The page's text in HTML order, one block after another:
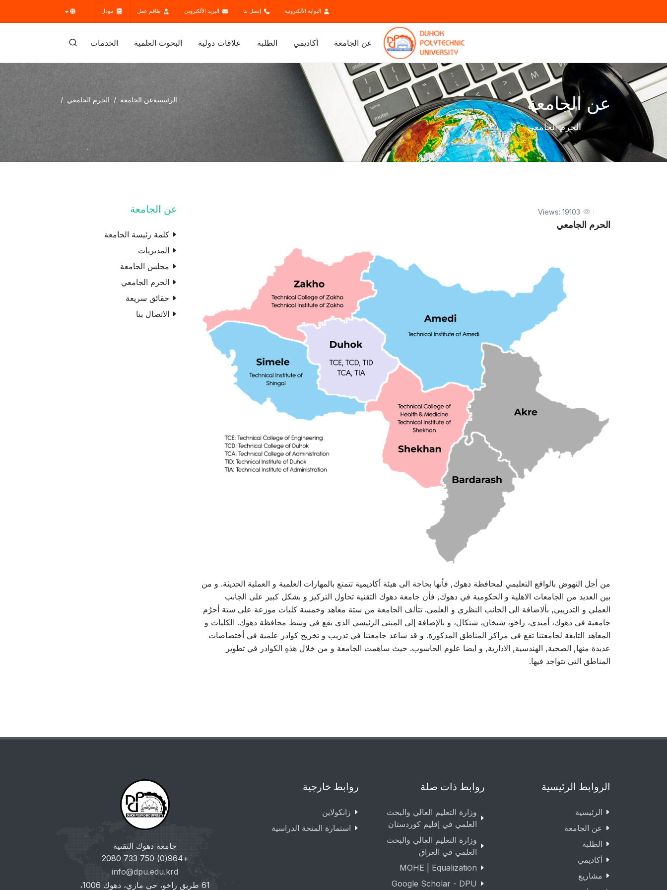
البوابة الألكترونية إتصل بنا البريد الألكتروني طاقم عمل مودل
عن الجامعة أكاديمي الطلبة علاقات دولية البحوث العلمية الخدمات
عن الجامعة
الحرم الجامعي
الرئيسيةعن الجامعة الحرم الجامعي
Views: 19103
الحرم الجامعي
من أجل النهوض بالواقع التعليمي لمحافظة دهوك, فأنها بحاجة الى هيئة أكاديمية تتمتع بالمهارات العلمية و العملية الحديثة. و من
بين العديد من الجامعات الاهلية و الحكومية في دهوك, فأن جامعة دهوك التقنية تحاول التركيز و بشكل كبير على الجانب
العملي و التدريبي, بألاضافة الى الجانب النظري و العلمي. تتألف الجامعة من ستة معاهد وخمسة كليات موزعة على ستة أحرُم
جامعية في دهوك، أميدي، زاخو، شيخان، شنكال، و بالإضافة إلى المبنى الرئيسي الذي يقع في وسط محافظة دهوك. الكليات و
المعاهد التابعة لجامعتنا تقع في مراكز المناطق المذكورة. و قد ساعد جامعتنا في تدريب و تخريج كوادر علمية في أختصاصات
عديدة منها, الصحية, الهندسية, الادارية, و ايضا علوم الحاسوب. حيث ساهمت الجامعة و من خلال هذهِ الكوادر في تطوير
المناطق التي تتواجد فيها.
عن الجامعة
كلمة رئيسة الجامعة
المديريات
مجلس الجامعة
الحرم الجامعي
حقائق سريعة
الاتصال بنا
الروابط الرئيسية
الرئيسية
عن الجامعة
الطلبة
أكاديمي
مشاريع
روابط ذات صلة
وزارة التعليم العالي والبحث
العلمي في إقليم كوردستان
وزارة التعليم العالي والبحث
العلمي في العراق
MOHE | Equalization
Google Scholar - DPU
روابط خارجية
زانکولاین
استمارة المنحة الدراسية
جامعة دهوك التقنية
+964(0) 750 733 2080
info@dpu.edu.krd
61 طريق زاخو، حي مازي، دهوك 1006،